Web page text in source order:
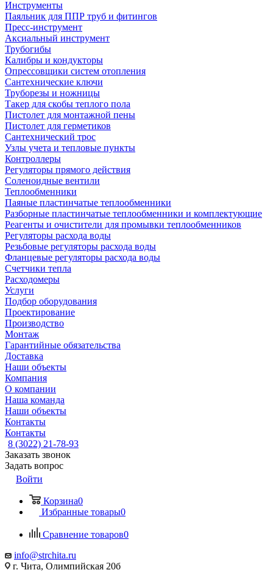
Инструменты
Паяльник для ППР труб и фитингов
Пресс-инструмент
Аксиальный инструмент
Трубогибы
Калибры и кондукторы
Опрессовщики систем отопления
Сантехнические ключи
Труборезы и ножницы
Такер для скобы теплого пола
Пистолет для монтажной пены
Пистолет для герметиков
Сантехнический трос
Узлы учета и тепловые пункты
Контроллеры
Регуляторы прямого действия
Соленоидные вентили
Теплообменники
Паяные пластинчатые теплообменники
Разборные пластинчатые теплообменники и комплектующие
Реагенты и очистители для промывки теплообменников
Регуляторы расхода воды
Резьбовые регуляторы расхода воды
Фланцевые регуляторы расхода воды
Счетчики тепла
Расходомеры
Услуги
Подбор оборудования
Проектирование
Производство
Монтаж
Гарантийные обязательства
Доставка
Наши объекты
Компания
О компании
Наша команда
Наши объекты
Контакты
Контакты
8 (3022) 21-78-93
Заказать звонок
Задать вопрос
Войти
Корзина0
Избранные товары0
Сравнение товаров0
info@strchita.ru
г. Чита, Олимпийская 20б